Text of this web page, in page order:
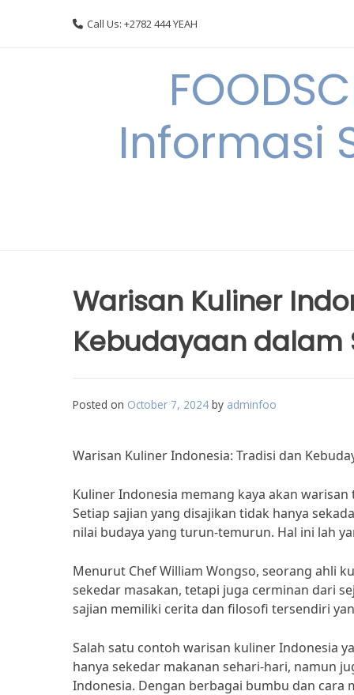
Call Us: +2782 444 YEAH
Informasi
Warisan Kuliner
Kebudayaan dalam
Posted on October 7, 2024 by adminfoo
Warisan Kuliner Indonesia: Tradisi dan
Kuliner Indonesia memang kaya akan
Setiap sajian yang disajikan tidak hanya
nilai budaya yang turun-temurun. Hal ini lah
Menurut Chef William Wongso, seorang ahli
sekedar masakan, tetapi juga cerminan dari
sajian memiliki cerita dan filosofi tersendiri
Salah satu contoh warisan kuliner Indonesia
hanya sekedar makanan sehari-hari, namun
Indonesia. Dengan berbagai bumbu dan cara